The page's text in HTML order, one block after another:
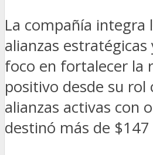
La compañía
alianzas
foco en fortalecer la
positivo desde su
alianzas activas con
destinó más de